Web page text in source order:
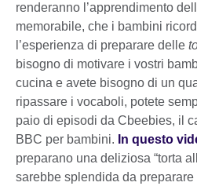
renderanno l’apprendimento
memorabile, che i bambini
l’esperienza di preparare delle
bisogno di motivare i vostri
cucina e avete bisogno di un
ripassare i vocaboli, potete
paio di episodi da Cbeebies, il
BBC per bambini. In questo
preparano una deliziosa “torta
sarebbe splendida da